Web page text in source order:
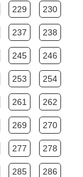
229 230
237 238
245 246
253 254
261 262
269 270
277 278
285 286